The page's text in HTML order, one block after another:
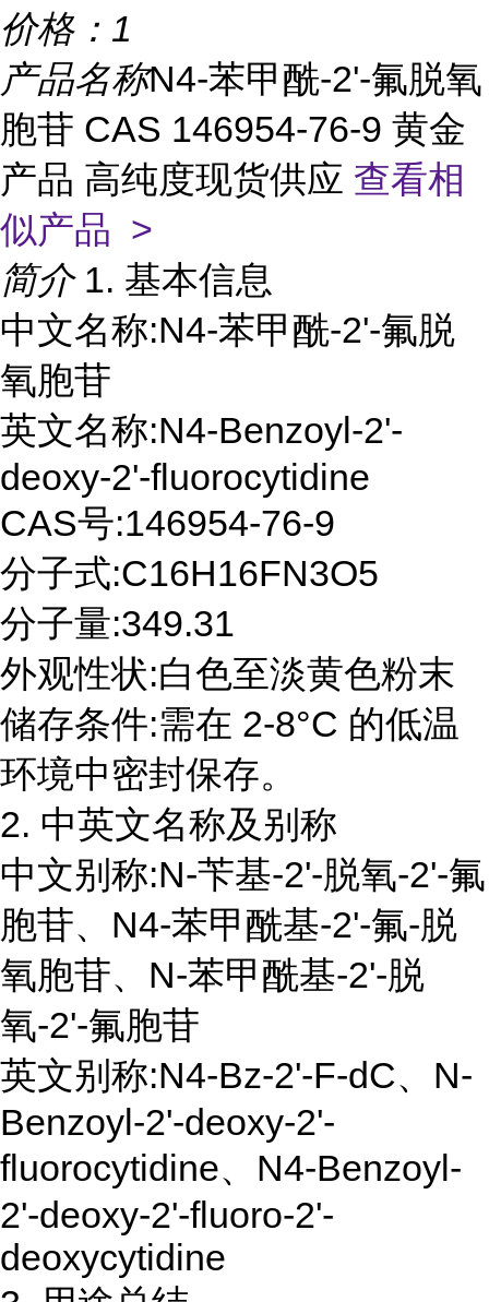
价格： 1
产品名称N4-苯甲酰-2'-氟脱氧
胞苷 CAS 146954-76-9 黄金
产品 高纯度现货供应 查看相
似产品 >
简介 1. 基本信息
中文名称:N4-苯甲酰-2'-氟脱
氧胞苷
英文名称:N4-Benzoyl-2'-
deoxy-2'-fluorocytidine
CAS号:146954-76-9
分子式:C16H16FN3O5
分子量:349.31
外观性状:白色至淡黄色粉末
储存条件:需在 2-8°C 的低温
环境中密封保存。
2. 中英文名称及别称
中文别称:N-苄基-2'-脱氧-2'-氟
胞苷、N4-苯甲酰基-2'-氟-脱
氧胞苷、N-苯甲酰基-2'-脱
氧-2'-氟胞苷
英文别称:N4-Bz-2'-F-dC、N-
Benzoyl-2'-deoxy-2'-
fluorocytidine、N4-Benzoyl-
2'-deoxy-2'-fluoro-2'-
deoxycytidine